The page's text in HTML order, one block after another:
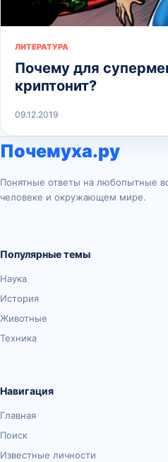
ЛИТЕРАТУРА
Почему для
криптонит?
09.12.2019
Почемуха.ру
Понятные ответы на любопытные
человеке и окружающем мире.
Популярные темы
Наука
История
Животные
Техника
Навигация
Главная
Поиск
Известные личности